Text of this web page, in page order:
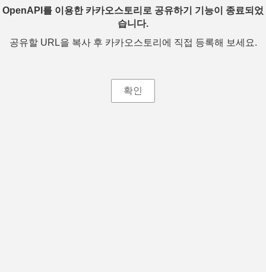
OpenAPI를 이용한 카카오스토리로 공유하기 기능이 종료되었
습니다.
공유할 URL을 복사 후 카카오스토리에 직접 등록해 보세요.
확인